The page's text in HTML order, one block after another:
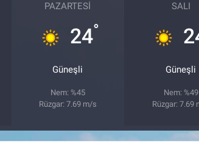
PAZARTESI
24°
Güneşli
Nem: %45
Rüzgar: 7.69 m/s
SALI
Güneşli
Nem: %49
Rüzgar: 7.69